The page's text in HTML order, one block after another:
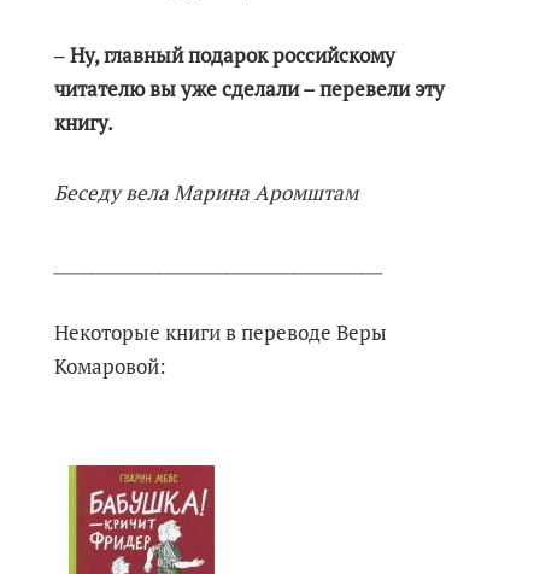
‒ Ну, главный подарок российскому
читателю вы уже сделали – перевели эту
книгу.
Беседу вела Марина Аромштам
Некоторые книги в переводе Веры
Комаровой: